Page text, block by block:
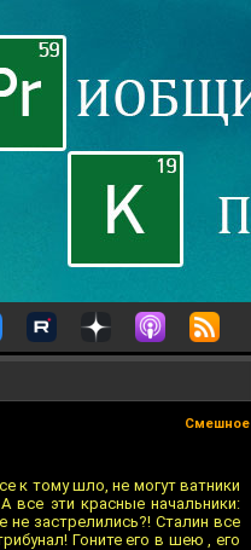
Смешное
к тому шло, не могут ватники
все эти красные начальники:
застрелились?! Сталин все
Гоните его в шею , его